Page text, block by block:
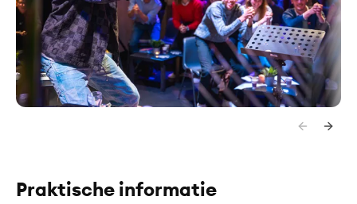
Praktische informatie